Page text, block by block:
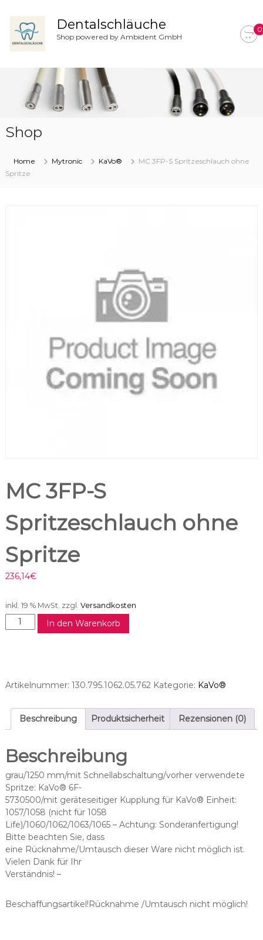
Dentalschläuche
Shop powered by Ambident GmbH
0
Shop
Home Mytronic KaVo®
MC 3FP-S Spritzeschlauch ohne
Spritze
MC 3FP-S
Spritzeschlauch ohne
Spritze
236,14€
inkl. 19 % MwSt. zzgl. Versandkosten
C
-
r
e
s
c
h
a
u
c
h
h
In den Warenkorb
Artikelnummer: 130.795.1062.05.762 Kategorie: KaVo®
Beschreibung Produktsicherheit Rezensionen (0)
Beschreibung
grau/1250 mm/mit Schnellabschaltung/vorher verwendete
Spritze: KaVo® 6F-
5730500/mit geräteseitiger Kupplung für KaVo® Einheit:
1057/1058 (nicht für 1058
Life)/1060/1062/1063/1065 – Achtung: Sonderanfertigung!
Bitte beachten Sie, dass
eine Rücknahme/Umtausch dieser Ware nicht möglich ist.
Vielen Dank für Ihr
Verständnis! –
Beschaffungsartikel!Rücknahme /Umtausch nicht möglich!